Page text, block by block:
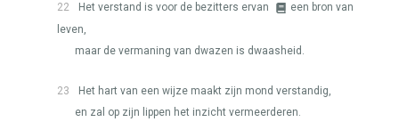
22 Het verstand is voor de bezitters ervan
een bron van
leven,
maar de vermaning van dwazen is dwaasheid.
23
Het hart van een wijze maakt zijn mond verstandig,
en zal op zijn lippen het inzicht vermeerderen.